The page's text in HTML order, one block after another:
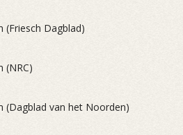
(Friesch Dagblad)
(NRC)
(Dagblad van het Noorden)